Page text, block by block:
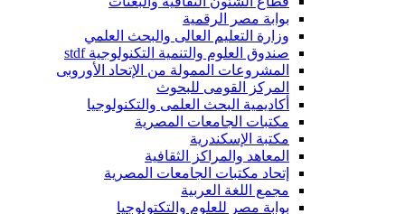
بوابة مصر الرقمية
وزارة التعليم العالى والبحث العلمي
صندوق العلوم والتنمية التكنولوجية stdf
المشروعات الممولة من الإتحاد الأوروبى
المركز القومى للبحوث
أكاديمية البحث العلمى والتكنولوجيا
مكتبات الجامعات المصرية
مكتبة الإسكندرية
المعاهد والمراكز الثقافية
إتحاد مكتبات الجامعات المصرية
مجمع اللغة العربية
بوابة مصر للعلوم والتكتولوجيا